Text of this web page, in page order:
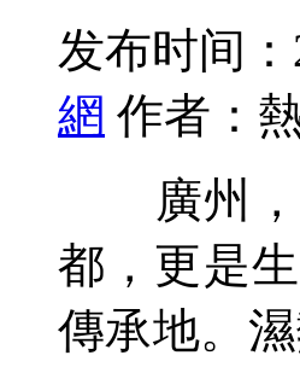
发布时间：
網 作者：
廣州
都，更是
傳承地。